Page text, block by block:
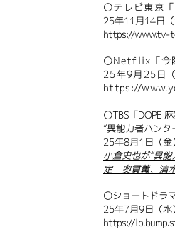
〇テレビ東京
25年11月14日
https://www.tv-
〇Netflix「今
​25年9月25日
https://
〇TBS「DOPE
”異能力者ハンタ
25年8月1日（
小倉史也が“異
定 奥貫薫、清
〇ショートドラ
​25年7月9日（水
https://